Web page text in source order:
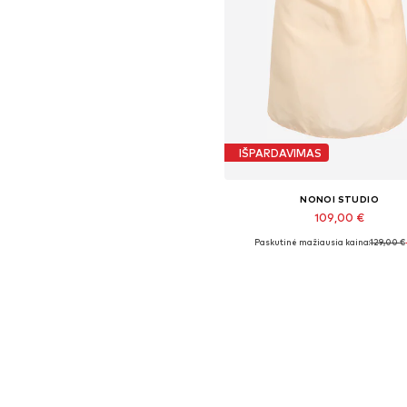
IŠPARDAVIMAS
NONOI STUDIO
109,00 €
Paskutinė mažiausia kaina:129,00 €